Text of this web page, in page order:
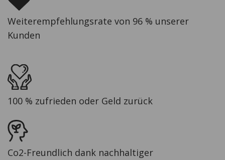
Weiterempfehlungsrate von 96 % unserer
Kunden
100 % zufrieden oder Geld zurück
Co2-Freundlich dank nachhaltiger